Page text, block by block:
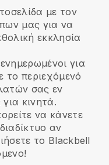
με τον
μας για να
εκκλησία
για
το περιεχόμενό
σας εν
κινητά.
να κάνετε
αν
το Blackbell